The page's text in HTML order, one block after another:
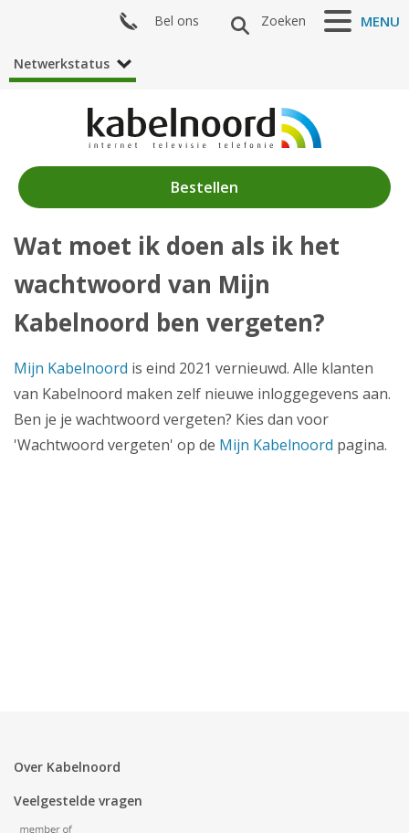
Nieuws
Producten
Klantenservice
Mijn Kabelnoord
Zakelijk
Mijn webmail
Bestellen
MENU
Zoeken
Bel ons
Netwerkstatus
Wat moet ik doen als ik het
wachtwoord van Mijn
Kabelnoord ben vergeten?
Mijn Kabelnoord is eind 2021 vernieuwd. Alle klanten
van Kabelnoord maken zelf nieuwe inloggegevens aan.
Ben je je wachtwoord vergeten? Kies dan voor
'Wachtwoord vergeten' op de Mijn Kabelnoord pagina.
Over Kabelnoord
Veelgestelde vragen